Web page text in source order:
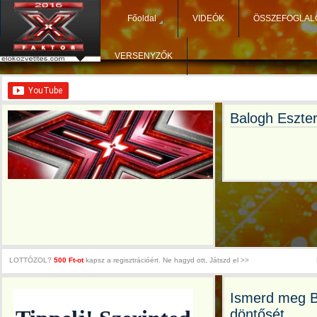
Főoldal VIDEÓK
VERSENYZŐK
Balogh
LOTTÓZOL? 500 Ft-otkapsz a regisztrációért. Ne hagyd ott, Játszd el >>
Ismerd meg